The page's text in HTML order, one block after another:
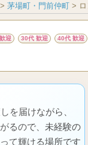
> 茅場町・門前仲町 >
迎 30代 歓迎 40代 歓迎
を届けながら、
るので、未経験の
て輝ける場所です